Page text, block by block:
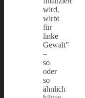
wird,
wirbt
für
linke
Gewalt”
–
so
oder
so
ähnlich